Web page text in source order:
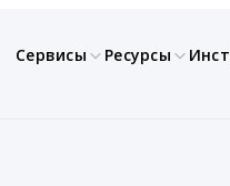
Сервисы Ресурсы